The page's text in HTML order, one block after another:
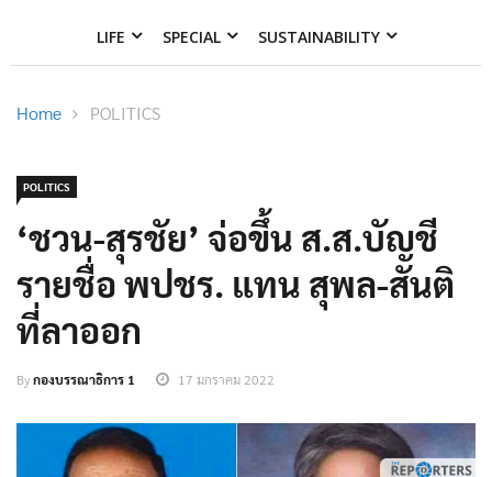
LIFE SPECIAL SUSTAINABILITY
Home POLITICS
POLITICS
‘ชวน-สุรชัย’ จ่อขึ้น ส.ส.บัญชี
รายชื่อ พปชร. แทน สุพล-สันติ
ที่ลาออก
Byกองบรรณาธิการ 1 17 มกราคม 2022